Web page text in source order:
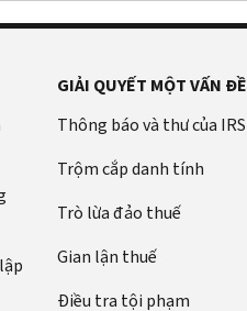
GIẢI QUYẾT MỘT VẤN ĐỀ
Thông báo và thư của IRS
Trộm cắp danh tính
Trò lừa đảo thuế
Gian lận thuế
Điều tra tội phạm